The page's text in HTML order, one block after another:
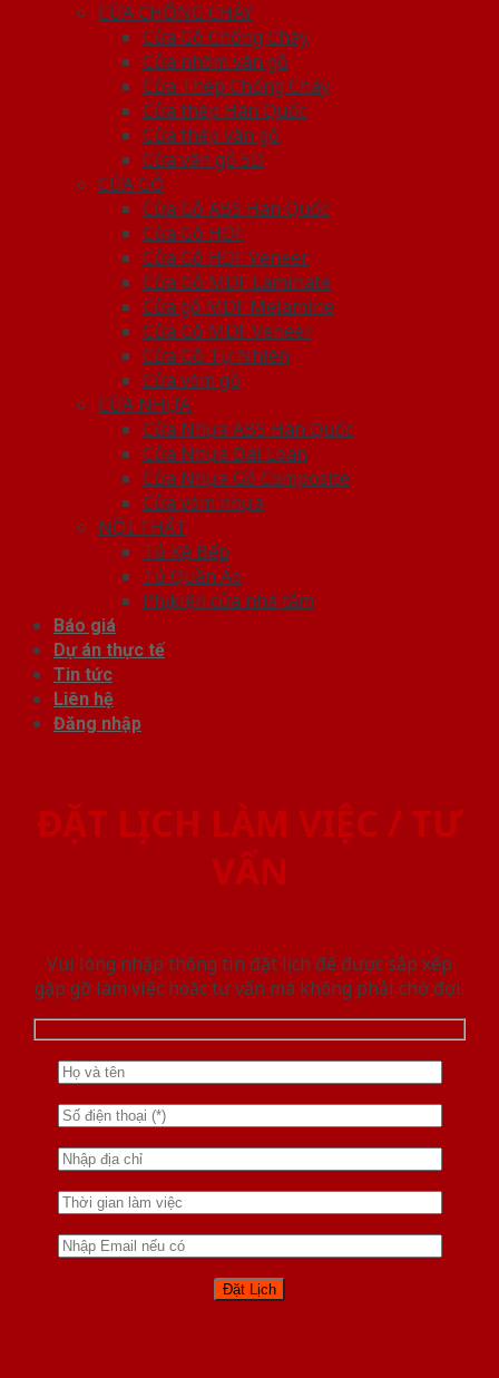
CỬA CHỐNG CHÁY
Cửa Gỗ Chống Cháy
Cửa nhôm vân gỗ
Cửa Thép Chống Cháy
Cửa thép Hàn Quốc
Cửa thép vân gỗ
Cửa vân gỗ 5D
CỬA GỖ
Cửa Gỗ ABS Hàn Quốc
Cửa Gỗ HDF
Cửa Gỗ HDF Veneer
Cửa Gỗ MDF Laminate
Cửa gỗ MDF Melamine
Cửa Gỗ MDF Veneer
Cửa Gỗ Tự Nhiên
Cửa vòm gỗ
CỬA NHỰA
Cửa Nhựa ABS Hàn Quốc
Cửa Nhựa Đài Loan
Cửa Nhựa Gỗ Composite
Cửa vòm nhựa
NỘI THẤT
Tủ Kệ Bếp
Tủ Quần Áo
Phụ kiện cửa nhà tắm
Báo giá
Dự án thực tế
Tin tức
Liên hệ
Đăng nhập
ĐẶT LỊCH LÀM VIỆC / TƯ
VẤN
Vui lòng nhập thông tin đặt lịch để được sắp xếp
gặp gỡ làm việc hoăc tư vấn mà không phải chờ đợi.